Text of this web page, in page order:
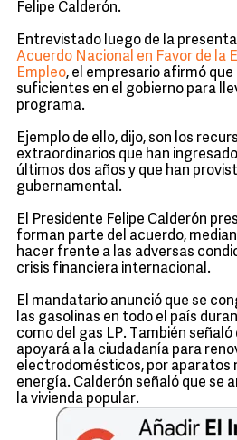
Felipe Calderón.
Entrevistado luego de la
Acuerdo Nacional en Favor de la
Empleo, el empresario afirmó
suficientes en el gobierno para
programa.
Ejemplo de ello, dijo, son los
extraordinarios que han
últimos dos años y que han
gubernamental.
El Presidente Felipe Calderón
forman parte del acuerdo,
hacer frente a las adversas
crisis financiera internacional.
El mandatario anunció que se
las gasolinas en todo el país
como del gas LP. También
apoyará a la ciudadanía para
electrodomésticos, por aparatos
energía. Calderón señaló que se
la vivienda popular.